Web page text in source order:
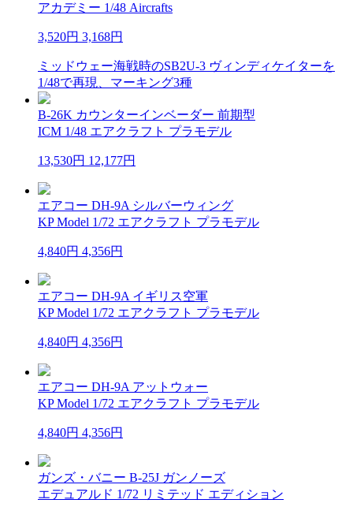
アカデミー 1/48 Aircrafts
3,520円 3,168円
ミッドウェー海戦時のSB2U-3 ヴィンディケイターを
1/48で再現、マーキング3種
B-26K カウンターインベーダー 前期型
ICM 1/48 エアクラフト プラモデル
13,530円 12,177円
エアコー DH-9A シルバーウィング
KP Model 1/72 エアクラフト プラモデル
4,840円 4,356円
エアコー DH-9A イギリス空軍
KP Model 1/72 エアクラフト プラモデル
4,840円 4,356円
エアコー DH-9A アットウォー
KP Model 1/72 エアクラフト プラモデル
4,840円 4,356円
ガンズ・バニー B-25J ガンノーズ
エデュアルド 1/72 リミテッド エディション